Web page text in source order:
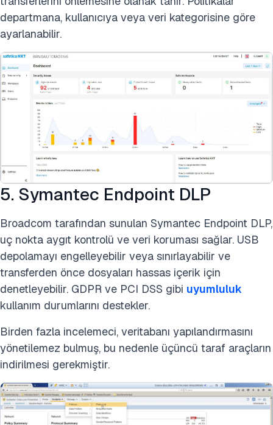
departmana, kullanıcıya veya veri kategorisine göre
ayarlanabilir.
5. Symantec Endpoint DLP
Broadcom tarafından sunulan Symantec Endpoint DLP,
uç nokta aygıt kontrolü ve veri koruması sağlar. USB
depolamayı engelleyebilir veya sınırlayabilir ve
transferden önce dosyaları hassas içerik için
denetleyebilir. GDPR ve PCI DSS gibi uyumluluk
kullanım durumlarını destekler.
Birden fazla incelemeci, veritabanı yapılandırmasını
yönetilemez bulmuş, bu nedenle üçüncü taraf araçların
indirilmesi gerekmiştir.